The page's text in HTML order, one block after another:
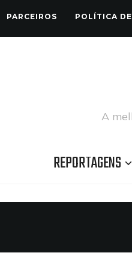
PARCEIROS POLÍTICA
A
REPORTAGENS